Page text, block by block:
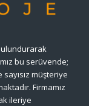
bu serüvende;
müşteriye
Firmamız
ileriye